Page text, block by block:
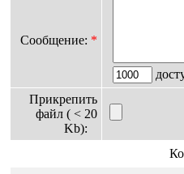
Сообщение: *
Прикрепить
файл ( < 20
Kb):